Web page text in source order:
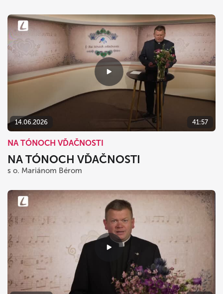
14.06.2026 41:57
NA TÓNOCH VĎAČNOSTI
NA TÓNOCH VĎAČNOSTI
s o. Mariánom Bérom